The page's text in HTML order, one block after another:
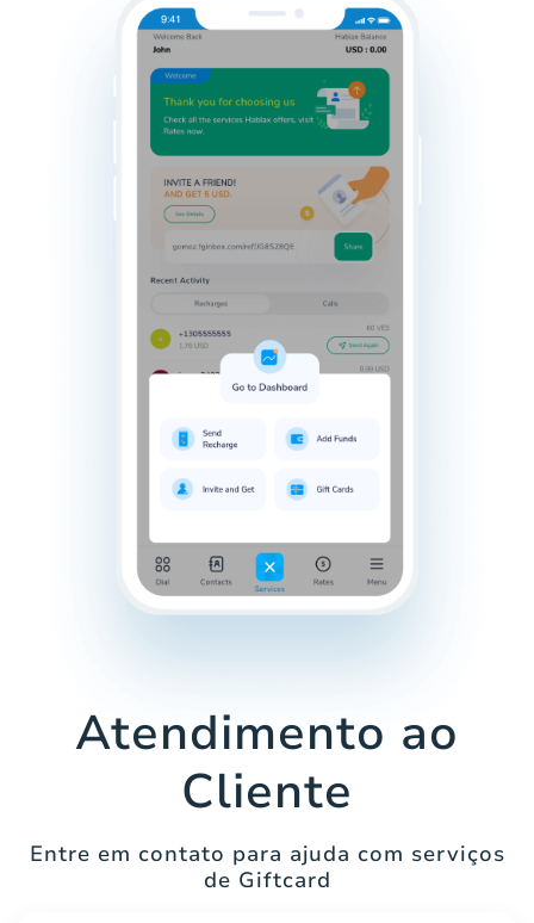
Atendimento ao
Cliente
Entre em contato para ajuda com serviços
de Giftcard